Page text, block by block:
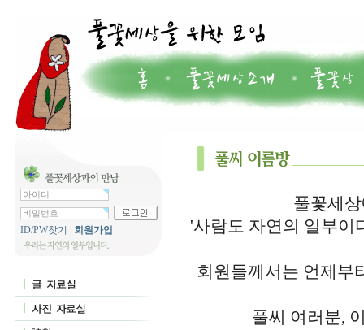
ID/PW찾기 회원가입
풀꽃세
'사람도 자연의 일부이
회원들께서는 언제부
풀씨 여러분,